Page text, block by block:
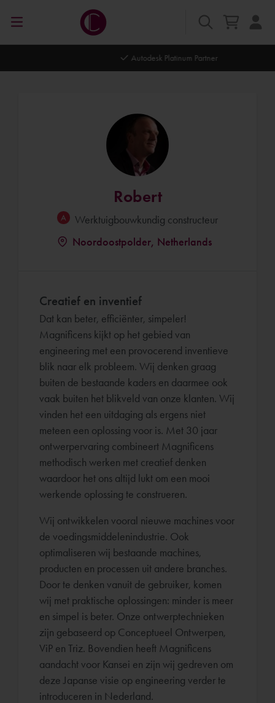
Robert
Werktuigbouwkundig constructeur
Noordoostpolder, Netherlands
Creatief en inventief
Dat kan beter, efficiënter, simpeler!
Magnificens kijkt op het gebied van
engineering met een provocerend inventieve
blik naar elk probleem. Wij denken graag
buiten de bestaande kaders en daarmee ook
vaak buiten het blikveld van onze klanten. Wij
vinden het een uitdaging als ergens niet
meteen een oplossing voor is. Met 30 jaar
ontwerpervaring combineert Magnificens
methodisch werken met creatief denken
waardoor het ons altijd lukt om een mooi
werkende oplossing te construeren.
Wij ontwikkelen vooral nieuwe machines voor
de voedingsmiddelenindustrie. Ook
optimaliseren wij bestaande machines,
producten en processen uit andere branches.
Door te denken vanuit de gebruiker, komen
wij met praktische oplossingen: minder is meer
en simpel is beter. Onze ontwerptechnieken
zijn gebaseerd op Conceptueel Ontwerpen,
ViP en Triz. Bovendien heeft Magnificens
aandacht voor Kansei en zijn wij gedreven om
deze Japanse visie op engineering verder te
introduceren in Nederland.